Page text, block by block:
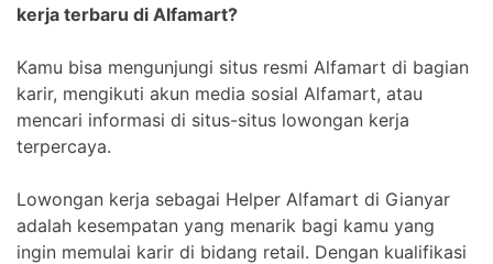
kerja terbaru di Alfamart?
Kamu bisa mengunjungi situs resmi Alfamart di bagian
karir, mengikuti akun media sosial Alfamart, atau
mencari informasi di situs-situs lowongan kerja
terpercaya.
Lowongan kerja sebagai Helper Alfamart di Gianyar
adalah kesempatan yang menarik bagi kamu yang
ingin memulai karir di bidang retail. Dengan kualifikasi